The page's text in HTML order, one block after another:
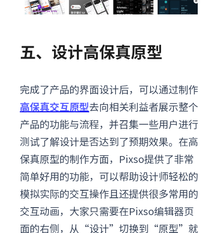
五、设计高保真原型
完成了产品的界面设计后，可以通过制作
高保真交互原型去向相关利益者展示整个
产品的功能与流程，并召集一些用户进行
测试了解设计是否达到了预期效果。在高
保真原型的制作方面，Pixso提供了非常
简单好用的功能，可以帮助设计师轻松的
模拟实际的交互操作且还提供很多常用的
交互动画，大家只需要在Pixso编辑器页
面的右侧，从“设计”切换到“原型”就